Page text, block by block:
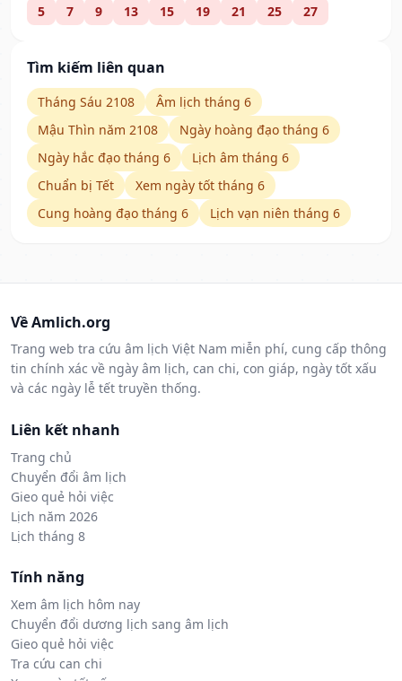
5 7 9 13 15 19 21 25 27
Tìm kiếm liên quan
Tháng Sáu 2108
Âm lịch tháng 6
Mậu Thìn năm 2108
Ngày hoàng đạo tháng 6
Ngày hắc đạo tháng 6
Lịch âm tháng 6
Chuẩn bị Tết
Xem ngày tốt tháng 6
Cung hoàng đạo tháng 6
Lịch vạn niên tháng 6
Về Amlich.org
Trang web tra cứu âm lịch Việt Nam miễn phí, cung cấp thông
tin chính xác về ngày âm lịch, can chi, con giáp, ngày tốt xấu
và các ngày lễ tết truyền thống.
Liên kết nhanh
Trang chủ
Chuyển đổi âm lịch
Gieo quẻ hỏi việc
Lịch năm 2026
Lịch tháng 8
Tính năng
Xem âm lịch hôm nay
Chuyển đổi dương lịch sang âm lịch
Gieo quẻ hỏi việc
Tra cứu can chi